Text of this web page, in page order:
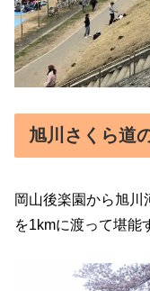
旭川さくら道
岡山後楽園から旭川
を1kmに渡って堪能